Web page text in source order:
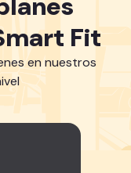
Fit
en nuestros